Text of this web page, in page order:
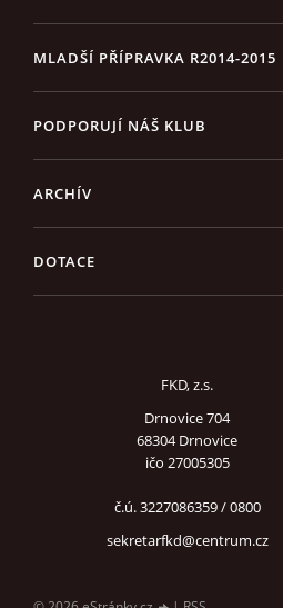
MLADŠÍ PŘÍPRAVKA R2014-2015
PODPORUJÍ NÁŠ KLUB
ARCHÍV
DOTACE
FKD, z.s.
Drnovice 704
68304 Drnovice
ičo 27005305
č.ú. 3227086359 / 0800
sekretarfkd@centrum.cz